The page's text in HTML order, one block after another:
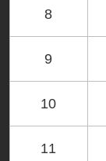
8
9
10
11